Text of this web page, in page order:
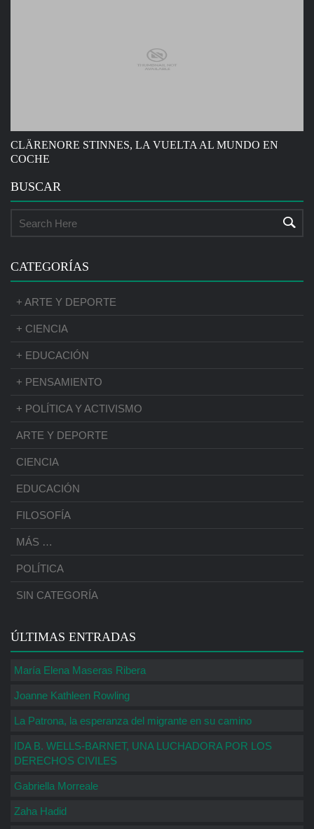
CLÄRENORE STINNES, LA VUELTA AL MUNDO EN
COCHE
BUSCAR
CATEGORÍAS
+ ARTE Y DEPORTE
+ CIENCIA
+ EDUCACIÓN
+ PENSAMIENTO
+ POLÍTICA Y ACTIVISMO
ARTE Y DEPORTE
CIENCIA
EDUCACIÓN
FILOSOFÍA
MÁS …
POLÍTICA
SIN CATEGORÍA
ÚLTIMAS ENTRADAS
María Elena Maseras Ribera
Joanne Kathleen Rowling
La Patrona, la esperanza del migrante en su camino
IDA B. WELLS-BARNET, UNA LUCHADORA POR LOS
DERECHOS CIVILES
Gabriella Morreale
Zaha Hadid